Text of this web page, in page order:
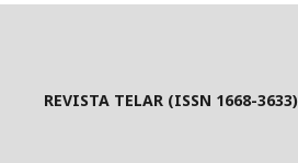
REVISTA TELAR (ISSN 1668-3633)